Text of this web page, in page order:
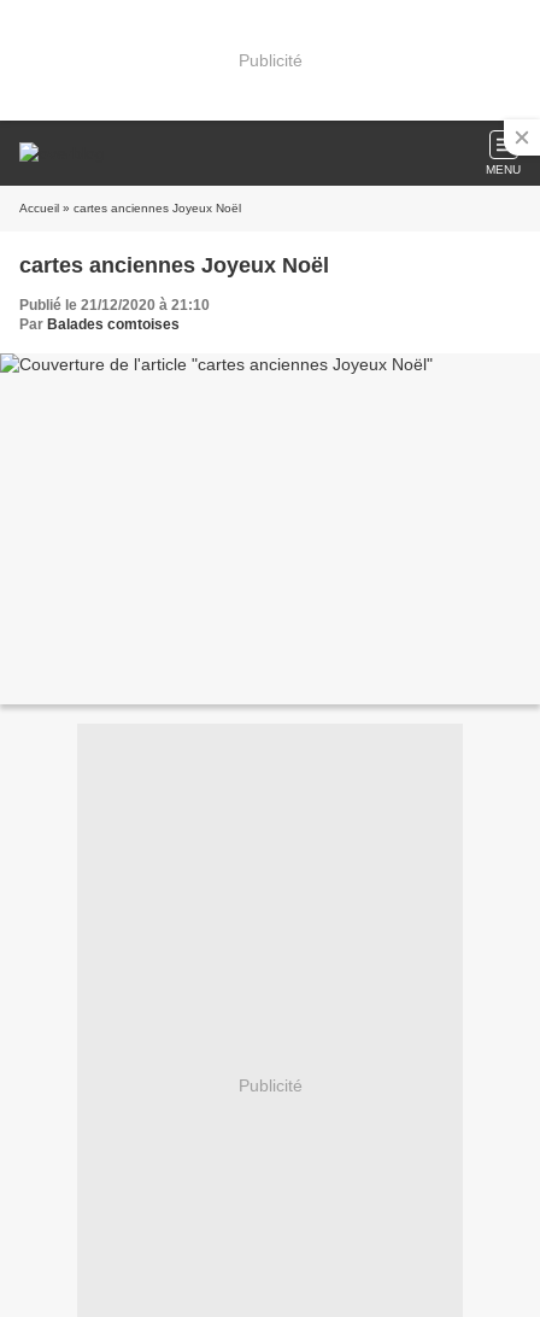
Publicité
MENU
Accueil » cartes anciennes Joyeux Noël
cartes anciennes Joyeux Noël
Publié le 21/12/2020 à 21:10
Par Balades comtoises
Publicité